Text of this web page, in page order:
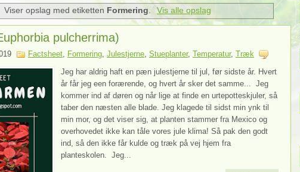
Viser opslag med etiketten Formering. Vis alle opslag
pulcherrima)
Factsheet Formering Julestjerne Stueplanter, Temperatur, Træk
Jeg har aldrig haft en pæn julestjerne til jul, før sidste år. Hvert
år får jeg een forærende, og hvert år sker det samme... Jeg
kommer ind af døren og når lige at finde en urtepotteskjuler, så
taber den næsten alle blade. Jeg klagede til sidst min ynk til
min mor, og det viser sig, at planten stammer fra Mexico og
overhovedet ikke kan tåle vores jule klima! Så pak den godt
ind, så den ikke får kulde og træk på vej hjem fra
planteskolen. Jeg...